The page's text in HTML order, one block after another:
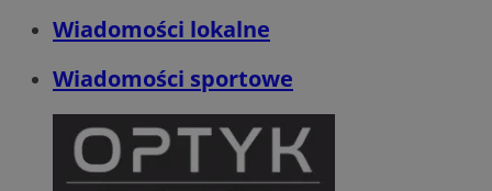
Wiadomości lokalne
Wiadomości sportowe